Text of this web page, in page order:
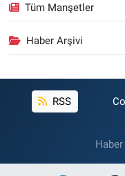
Tüm Manşetler
Haber Arşivi
RSS
Haber